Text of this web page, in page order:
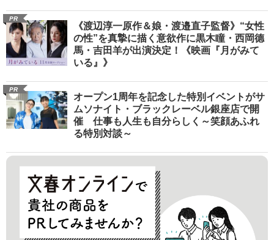
PR
《渡辺淳一原作＆娘・渡邉直子監督》“女性
の性”を真摯に描く意欲作に黒木瞳・西岡德
馬・吉田羊が出演決定！《映画『月がみて
いる』》
PR
オープン1周年を記念した特別イベントがサ
ムソナイト・ブラックレーベル銀座店で開
催 仕事も人生も自分らしく～笑顔あふれ
る特別対談～